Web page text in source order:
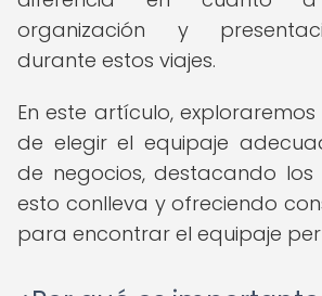
organización y
durante estos viajes.
En este artículo,
de elegir el equipaje
de negocios, destacando los
esto conlleva y ofreciendo
para encontrar el equipaje